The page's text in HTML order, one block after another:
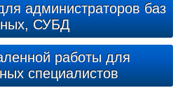
администраторов баз
СУБД
работы для
специалистов